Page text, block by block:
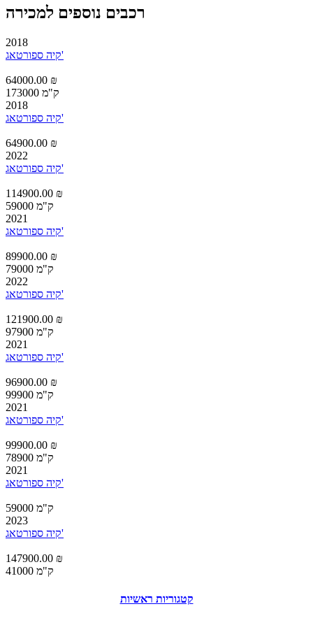
רכבים נוספים למכירה
2018
קיה ספורטאג'
64000.00 ₪
173000 ק"מ
2018
קיה ספורטאג'
64900.00 ₪
2022
קיה ספורטאג'
114900.00 ₪
59000 ק"מ
2021
קיה ספורטאג'
89900.00 ₪
79000 ק"מ
2022
קיה ספורטאג'
121900.00 ₪
97900 ק"מ
2021
קיה ספורטאג'
96900.00 ₪
99900 ק"מ
2021
קיה ספורטאג'
99900.00 ₪
78900 ק"מ
2021
קיה ספורטאג'
59000 ק"מ
2023
קיה ספורטאג'
147900.00 ₪
41000 ק"מ
קטגוריות ראשיות